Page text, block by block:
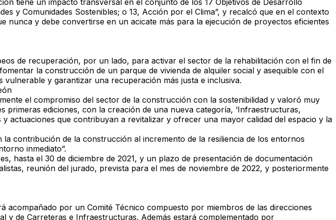
tiene un impacto transversal en el conjunto de los 17 Objetivos de Desarrollo
y Comunidades Sostenibles; o 13, Acción por el Clima”, y recalcó que en el contexto
y debe convertirse en un acicate más para la ejecución de proyectos eficientes
de recuperación, por un lado, para activar el sector de la rehabilitación con el fin de
la construcción de un parque de vivienda de alquiler social y asequible con el
vulnerable y garantizar una recuperación más justa e inclusiva.
el compromiso del sector de la construcción con la sostenibilidad y valoró muy
ediciones, con la creación de una nueva categoría, ‘Infraestructuras,
actuaciones que contribuyan a revitalizar y ofrecer una mayor calidad del espacio y la
la contribución de la construcción al incremento de la resiliencia de los entornos
inmediato”.
hasta el 30 de diciembre de 2021, y un plazo de presentación de documentación
reunión del jurado, prevista para el mes de noviembre de 2022, y posteriormente
acompañado por un Comité Técnico compuesto por miembros de las direcciones
y de Carreteras e Infraestructuras. Además estará complementado por